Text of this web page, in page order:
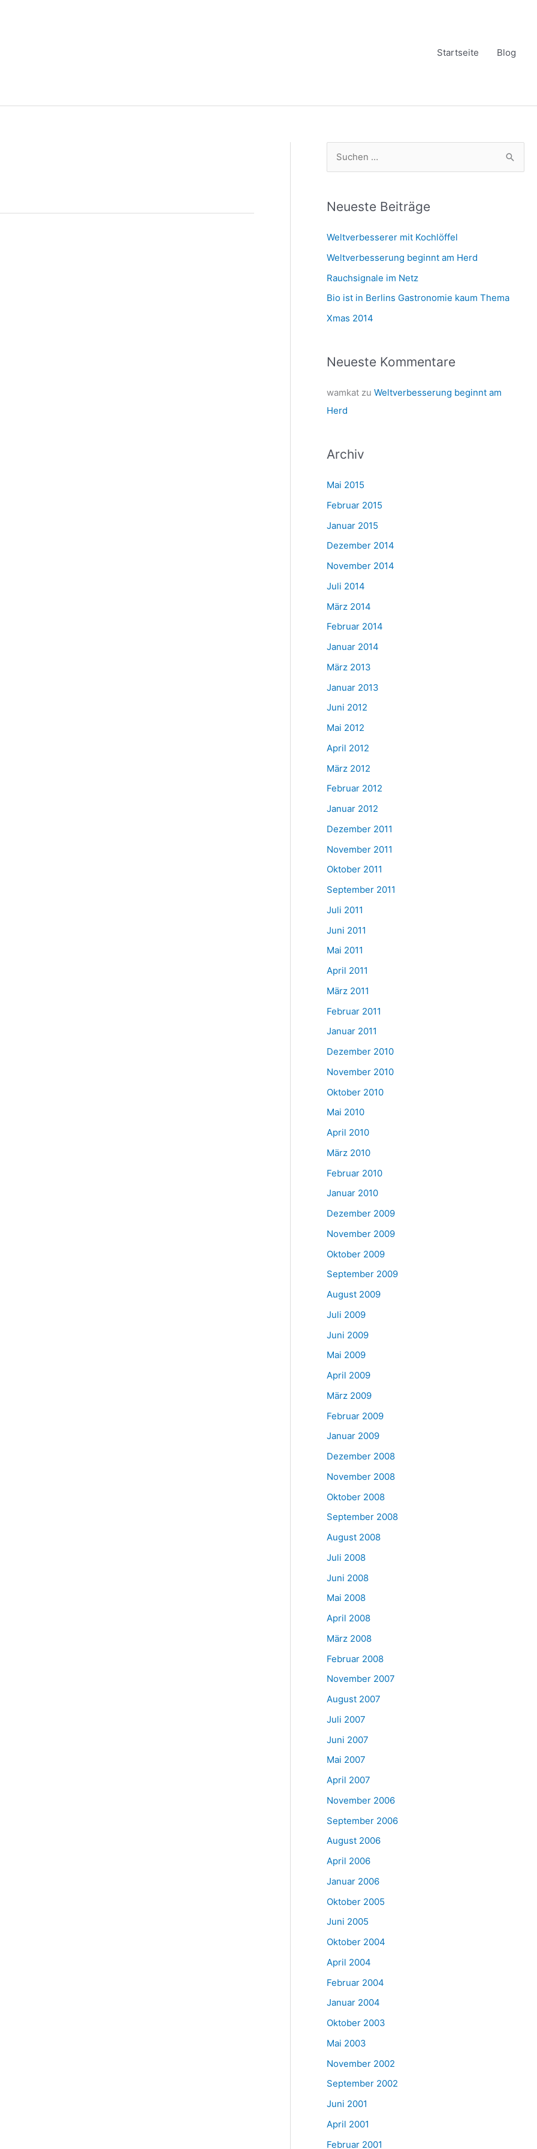
Startseite Blog
h
n
n
a
c
h
Neueste Beiträge
Weltverbesserer mit Kochlöffel
Weltverbesserung beginnt am Herd
Rauchsignale im Netz
Bio ist in Berlins Gastronomie kaum Thema
Xmas 2014
Neueste Kommentare
wamkatzu Weltverbesserung beginnt am
Herd
Archiv
Mai 2015
Februar 2015
Januar 2015
Dezember 2014
November 2014
Juli 2014
März 2014
Februar 2014
Januar 2014
März 2013
Januar 2013
Juni 2012
Mai 2012
April 2012
März 2012
Februar 2012
Januar 2012
Dezember 2011
November 2011
Oktober 2011
September 2011
Juli 2011
Juni 2011
Mai 2011
April 2011
März 2011
Februar 2011
Januar 2011
Dezember 2010
November 2010
Oktober 2010
Mai 2010
April 2010
März 2010
Februar 2010
Januar 2010
Dezember 2009
November 2009
Oktober 2009
September 2009
August 2009
Juli 2009
Juni 2009
Mai 2009
April 2009
März 2009
Februar 2009
Januar 2009
Dezember 2008
November 2008
Oktober 2008
September 2008
August 2008
Juli 2008
Juni 2008
Mai 2008
April 2008
März 2008
Februar 2008
November 2007
August 2007
Juli 2007
Juni 2007
Mai 2007
April 2007
November 2006
September 2006
August 2006
April 2006
Januar 2006
Oktober 2005
Juni 2005
Oktober 2004
April 2004
Februar 2004
Januar 2004
Oktober 2003
Mai 2003
November 2002
September 2002
Juni 2001
April 2001
Februar 2001